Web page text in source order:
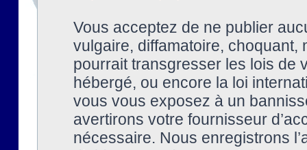
Vous acceptez de ne publier
vulgaire, diffamatoire, choquant,
pourrait transgresser les lois de
hébergé, ou encore la loi
vous vous exposez à un
avertirons votre fournisseur
nécessaire. Nous enregistrons